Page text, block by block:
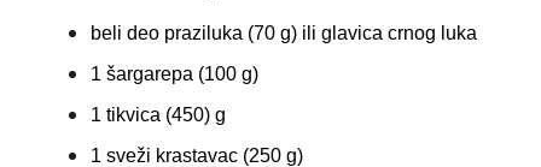
beli deo praziluka (70 g) ili glavica crnog luka
1 šargarepa (100 g)
1 tikvica (450) g
1 sveži krastavac (250 g)